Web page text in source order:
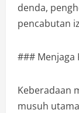
denda,
pencabutan
### Menjaga
Keberadaan
musuh